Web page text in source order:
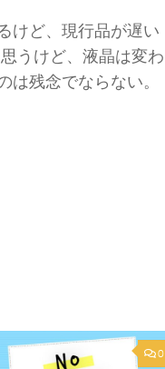
けど、現行品が遅い
うけど、液晶は変わ
残念でならない。
0